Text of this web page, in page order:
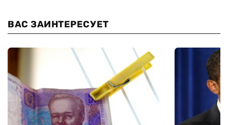
ВАС ЗАИНТЕРЕСУЕТ